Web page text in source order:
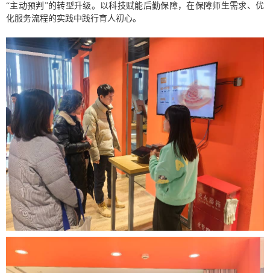
“主动预判”的转型升级。以科技赋能后勤保障，在保障师生需求、优
化服务流程的实践中践行育人初心。